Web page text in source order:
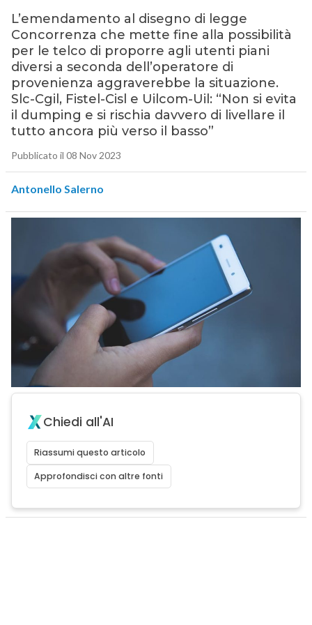
L’emendamento al disegno di legge
Concorrenza che mette fine alla possibilità
per le telco di proporre agli utenti piani
diversi a seconda dell’operatore di
provenienza aggraverebbe la situazione.
Slc-Cgil, Fistel-Cisl e Uilcom-Uil: “Non si evita
il dumping e si rischia davvero di livellare il
tutto ancora più verso il basso”
Pubblicato il 08 Nov 2023
Antonello Salerno
Chiedi all'AI
Riassumi questo articolo
Approfondisci con altre fonti